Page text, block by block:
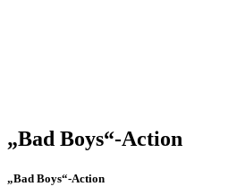
„Bad Boys“-Action
„Bad Boys“-Action